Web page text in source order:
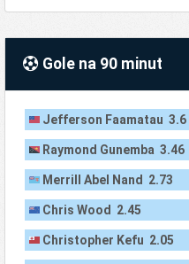
Gole na 90 minut
Jefferson Faamatau 3.6
Raymond Gunemba 3.46
Merrill Abel Nand 2.73
Chris Wood 2.45
Christopher Kefu 2.05